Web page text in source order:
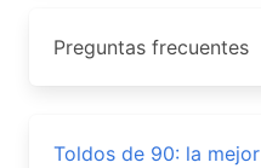
Preguntas frecuentes
Toldos de 90: la